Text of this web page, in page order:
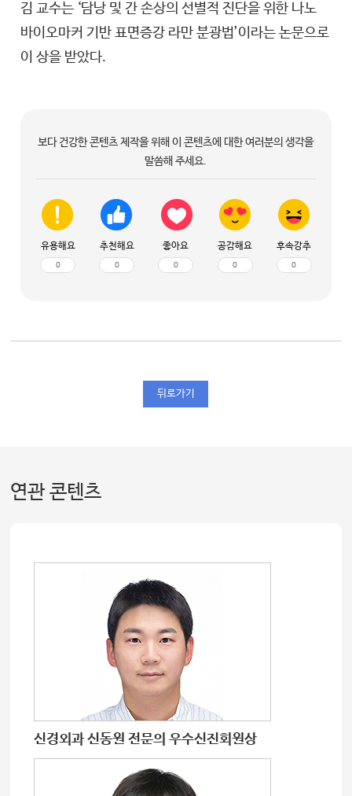
김 교수는 ‘담낭 및 간 손상의 선별적 진단을 위한 나노
바이오마커 기반 표면증강 라만 분광법’이라는 논문으로
이 상을 받았다.
보다 건강한 콘텐츠 제작을 위해 이 콘텐츠에 대한 여러분의 생각을
말씀해 주세요.
유용해요
0
추천해요
0
좋아요
0
공감해요
0
후속강추
0
뒤로가기
연관 콘텐츠
신경외과 신동원 전문의 우수신진회원상